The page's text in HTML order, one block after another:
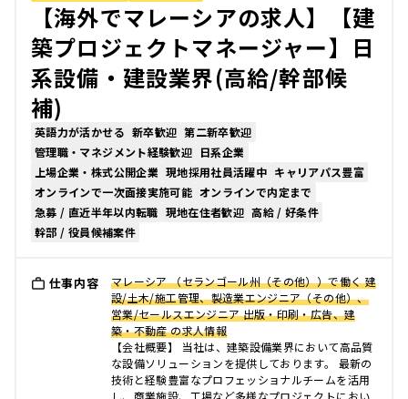
【海外でマレーシアの求人】【建
築プロジェクトマネージャー】日
系設備・建設業界(高給/幹部候
補)
英語力が活かせる 新卒歓迎 第二新卒歓迎
管理職・マネジメント経験歓迎 日系企業
上場企業・株式公開企業 現地採用社員活躍中 キャリアパス豊富
オンラインで一次面接実施可能 オンラインで内定まで
急募 / 直近半年以内転職 現地在住者歓迎 高給 / 好条件
幹部 / 役員候補案件
仕事内容
マレーシア （セランゴール州（その他））で働く 建
設/土木/施工管理、製造業エンジニア（その他）、
営業/セールスエンジニア 出版・印刷・広告、建
築・不動産 の求人情報
【会社概要】 当社は、建築設備業界において高品質
な設備ソリューションを提供しております。 最新の
技術と経験豊富なプロフェッショナルチームを活用
し、商業施設、工場など多様なプロジェクトにおい